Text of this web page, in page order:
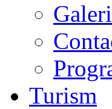
Turism